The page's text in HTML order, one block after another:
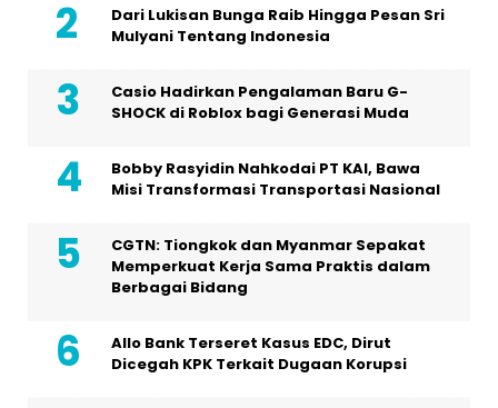
Dari Lukisan Bunga Raib Hingga Pesan Sri
Mulyani Tentang Indonesia
Casio Hadirkan Pengalaman Baru G-
SHOCK di Roblox bagi Generasi Muda
Bobby Rasyidin Nahkodai PT KAI, Bawa
Misi Transformasi Transportasi Nasional
CGTN: Tiongkok dan Myanmar Sepakat
Memperkuat Kerja Sama Praktis dalam
Berbagai Bidang
Allo Bank Terseret Kasus EDC, Dirut
Dicegah KPK Terkait Dugaan Korupsi